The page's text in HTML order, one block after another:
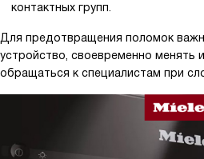
контактных групп.
Для предотвращения поломок
устройство, своевременно менять
обращаться к специалистам при